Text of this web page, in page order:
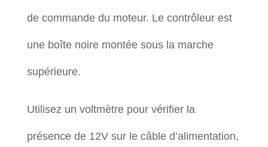
de commande du moteur. Le contrôleur est
une boîte noire montée sous la marche
supérieure.
Utilisez un voltmètre pour vérifier la
présence de 12V sur le câble d’alimentation,